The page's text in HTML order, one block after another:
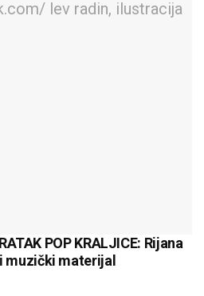
POP KRALJICE: Rijana
muzički materijal